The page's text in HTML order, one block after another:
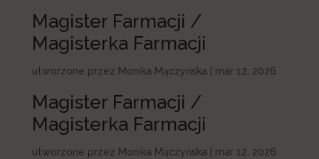
Magister Farmacji /
Magisterka Farmacji
utworzone przez Monika Mączyńska| mar 12, 2026
Magister Farmacji /
Magisterka Farmacji
utworzone przez Monika Mączyńska| mar 12, 2026